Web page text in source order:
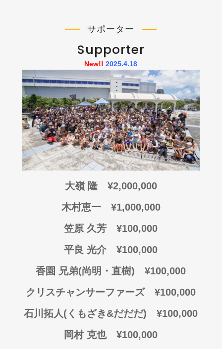
サポーター
Supporter
New!! 2025.4.18
大嶺 隆 ¥2,000,000
木村恵一 ¥1,000,000
笠原 久芳 ¥100,000
平良 光介 ¥100,000
香園 兄弟(尚明・直樹) ¥100,000
クリスチャンサーファーズ ¥100,000
石川拓人(くもざき&だだだ) ¥100,000
岡村 克也
¥100,000